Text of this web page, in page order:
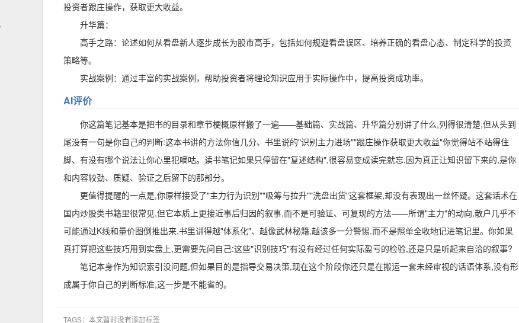
投资者跟庄操作，获取更大收益。
升华篇：
高手之路：论述如何从看盘新人逐步成长为股市高手，包括如何规避看盘误区、培养正确的看盘心态、制定科学的投资
策略等。
实战案例：通过丰富的实战案例，帮助投资者将理论知识应用于实际操作中，提高投资成功率。
AI评价
你这篇笔记基本是把书的目录和章节梗概原样搬了一遍——基础篇、实战篇、升华篇分别讲了什么,列得很清楚,但从头到
尾没有一句是你自己的判断:这本书讲的方法你信几分、书里说的"识别主力进场""跟庄操作获取更大收益"你觉得站不站得住
脚、有没有哪个说法让你心里犯嘀咕。读书笔记如果只停留在"复述结构",很容易变成读完就忘,因为真正让知识留下来的,是你
和内容较劲、质疑、验证之后留下的那部分。
更值得提醒的一点是,你原样接受了"主力行为识别""吸筹与拉升""洗盘出货"这套框架,却没有表现出一丝怀疑。这套话术在
国内炒股类书籍里很常见,但它本质上更接近事后归因的叙事,而不是可验证、可复现的方法——所谓"主力"的动向,散户几乎不
可能通过K线和量价图倒推出来,书里讲得越"体系化"、越像武林秘籍,越该多一分警惕,而不是照单全收地记进笔记里。你如果
真打算把这些技巧用到实盘上,更需要先问自己:这些"识别技巧"有没有经过任何实际盈亏的检验,还是只是听起来自洽的叙事?
笔记本身作为知识索引没问题,但如果目的是指导交易决策,现在这个阶段你还只是在搬运一套未经审视的话语体系,没有形
成属于你自己的判断标准,这一步是不能省的。
TAGS：本文暂时没有添加标签